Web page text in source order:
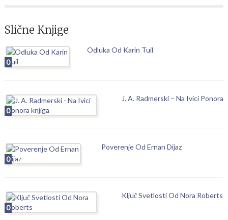
Slične Knjige
0
Odluka Od Karin Tuil
0
J. A. Radmerski – Na Ivici Ponora
0
Poverenje Od Ernan Dijaz
0
Ključ Svetlosti Od Nora Roberts